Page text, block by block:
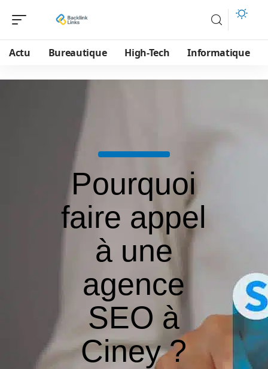
Actu Bureautique High-Tech Informatique
Pourquoi
faire appel
à une
agence
SEO à
Ciney ?